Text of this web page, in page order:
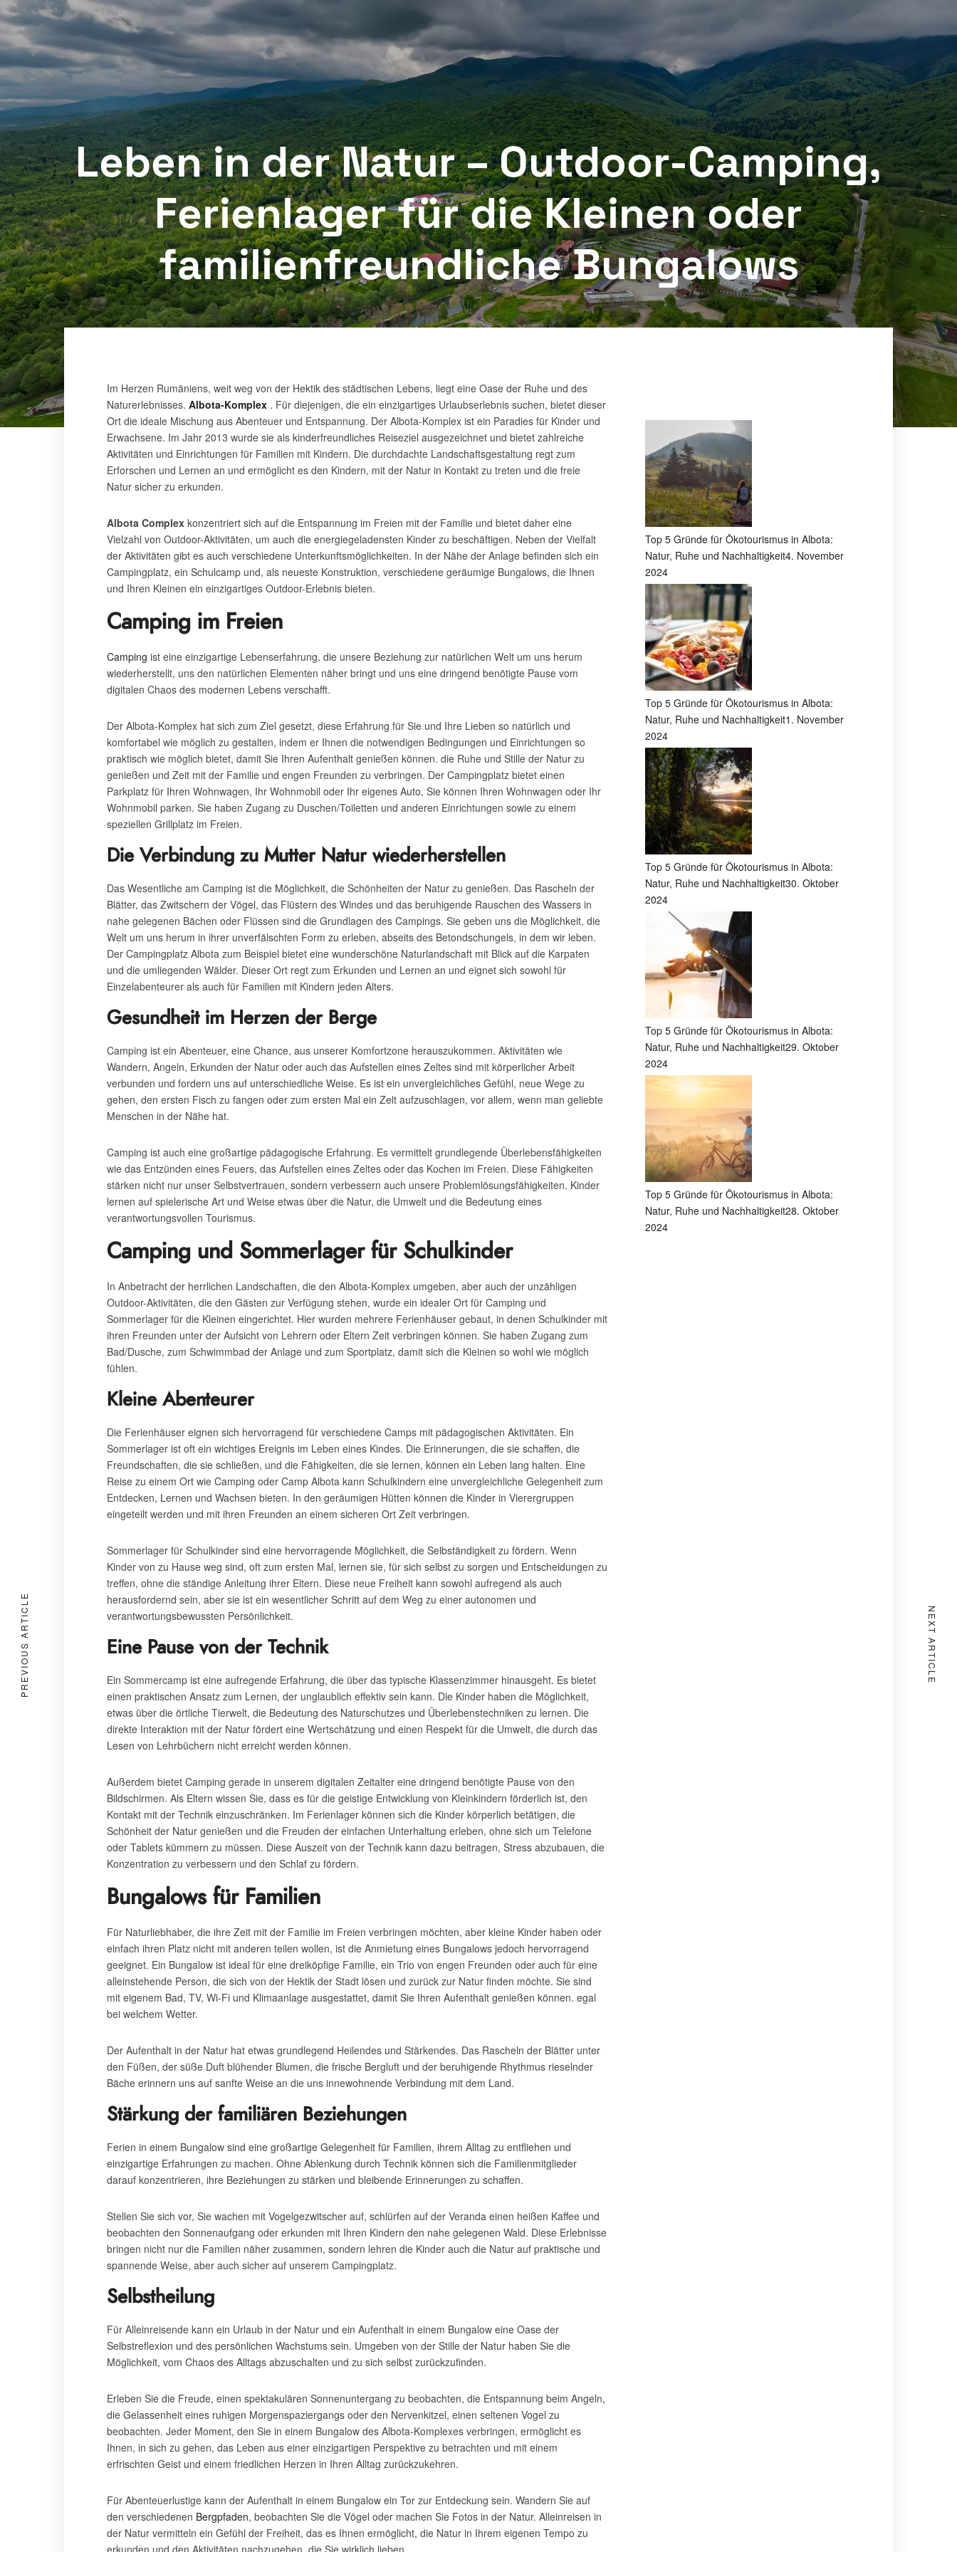
Păstrăvăria Albota, Arpașu de Sus 505, 557016, Sibiu
ALBOTA-KOMPLEX MAGAZIN ONLINE VERANSTALTUNGEN SONDERANGEBOTE ALBOTA
Check in Check out PRÜFEN
Leben in der Natur – Outdoor-Camping,
Ferienlager für die Kleinen oder
familienfreundliche Bungalows
Im Herzen Rumäniens, weit weg von der Hektik des städtischen Lebens, liegt eine Oase der Ruhe und des
Naturerlebnisses. Albota-Komplex . Für diejenigen, die ein einzigartiges Urlaubserlebnis suchen, bietet dieser
Ort die ideale Mischung aus Abenteuer und Entspannung. Der Albota-Komplex ist ein Paradies für Kinder und
Erwachsene. Im Jahr 2013 wurde sie als kinderfreundliches Reiseziel ausgezeichnet und bietet zahlreiche
Aktivitäten und Einrichtungen für Familien mit Kindern. Die durchdachte Landschaftsgestaltung regt zum
Erforschen und Lernen an und ermöglicht es den Kindern, mit der Natur in Kontakt zu treten und die freie
Natur sicher zu erkunden.
Albota Complex konzentriert sich auf die Entspannung im Freien mit der Familie und bietet daher eine
Vielzahl von Outdoor-Aktivitäten, um auch die energiegeladensten Kinder zu beschäftigen. Neben der Vielfalt
der Aktivitäten gibt es auch verschiedene Unterkunftsmöglichkeiten. In der Nähe der Anlage befinden sich ein
Campingplatz, ein Schulcamp und, als neueste Konstruktion, verschiedene geräumige Bungalows, die Ihnen
und Ihren Kleinen ein einzigartiges Outdoor-Erlebnis bieten.
Camping im Freien
Camping ist eine einzigartige Lebenserfahrung, die unsere Beziehung zur natürlichen Welt um uns herum
wiederherstellt, uns den natürlichen Elementen näher bringt und uns eine dringend benötigte Pause vom
digitalen Chaos des modernen Lebens verschafft.
Der Albota-Komplex hat sich zum Ziel gesetzt, diese Erfahrung für Sie und Ihre Lieben so natürlich und
komfortabel wie möglich zu gestalten, indem er Ihnen die notwendigen Bedingungen und Einrichtungen so
praktisch wie möglich bietet, damit Sie Ihren Aufenthalt genießen können. die Ruhe und Stille der Natur zu
genießen und Zeit mit der Familie und engen Freunden zu verbringen. Der Campingplatz bietet einen
Parkplatz für Ihren Wohnwagen, Ihr Wohnmobil oder Ihr eigenes Auto, Sie können Ihren Wohnwagen oder Ihr
Wohnmobil parken. Sie haben Zugang zu Duschen/Toiletten und anderen Einrichtungen sowie zu einem
speziellen Grillplatz im Freien.
Die Verbindung zu Mutter Natur wiederherstellen
Das Wesentliche am Camping ist die Möglichkeit, die Schönheiten der Natur zu genießen. Das Rascheln der
Blätter, das Zwitschern der Vögel, das Flüstern des Windes und das beruhigende Rauschen des Wassers in
nahe gelegenen Bächen oder Flüssen sind die Grundlagen des Campings. Sie geben uns die Möglichkeit, die
Welt um uns herum in ihrer unverfälschten Form zu erleben, abseits des Betondschungels, in dem wir leben.
Der Campingplatz Albota zum Beispiel bietet eine wunderschöne Naturlandschaft mit Blick auf die Karpaten
und die umliegenden Wälder. Dieser Ort regt zum Erkunden und Lernen an und eignet sich sowohl für
Einzelabenteurer als auch für Familien mit Kindern jeden Alters.
Gesundheit im Herzen der Berge
Camping ist ein Abenteuer, eine Chance, aus unserer Komfortzone herauszukommen. Aktivitäten wie
Wandern, Angeln, Erkunden der Natur oder auch das Aufstellen eines Zeltes sind mit körperlicher Arbeit
verbunden und fordern uns auf unterschiedliche Weise. Es ist ein unvergleichliches Gefühl, neue Wege zu
gehen, den ersten Fisch zu fangen oder zum ersten Mal ein Zelt aufzuschlagen, vor allem, wenn man geliebte
Menschen in der Nähe hat.
Camping ist auch eine großartige pädagogische Erfahrung. Es vermittelt grundlegende Überlebensfähigkeiten
wie das Entzünden eines Feuers, das Aufstellen eines Zeltes oder das Kochen im Freien. Diese Fähigkeiten
stärken nicht nur unser Selbstvertrauen, sondern verbessern auch unsere Problemlösungsfähigkeiten. Kinder
lernen auf spielerische Art und Weise etwas über die Natur, die Umwelt und die Bedeutung eines
verantwortungsvollen Tourismus.
Camping und Sommerlager für Schulkinder
In Anbetracht der herrlichen Landschaften, die den Albota-Komplex umgeben, aber auch der unzähligen
Outdoor-Aktivitäten, die den Gästen zur Verfügung stehen, wurde ein idealer Ort für Camping und
Sommerlager für die Kleinen eingerichtet. Hier wurden mehrere Ferienhäuser gebaut, in denen Schulkinder mit
ihren Freunden unter der Aufsicht von Lehrern oder Eltern Zeit verbringen können. Sie haben Zugang zum
Bad/Dusche, zum Schwimmbad der Anlage und zum Sportplatz, damit sich die Kleinen so wohl wie möglich
fühlen.
Kleine Abenteurer
Die Ferienhäuser eignen sich hervorragend für verschiedene Camps mit pädagogischen Aktivitäten. Ein
Sommerlager ist oft ein wichtiges Ereignis im Leben eines Kindes. Die Erinnerungen, die sie schaffen, die
Freundschaften, die sie schließen, und die Fähigkeiten, die sie lernen, können ein Leben lang halten. Eine
Reise zu einem Ort wie Camping oder Camp Albota kann Schulkindern eine unvergleichliche Gelegenheit zum
Entdecken, Lernen und Wachsen bieten. In den geräumigen Hütten können die Kinder in Vierergruppen
eingeteilt werden und mit ihren Freunden an einem sicheren Ort Zeit verbringen.
Sommerlager für Schulkinder sind eine hervorragende Möglichkeit, die Selbständigkeit zu fördern. Wenn
Kinder von zu Hause weg sind, oft zum ersten Mal, lernen sie, für sich selbst zu sorgen und Entscheidungen zu
treffen, ohne die ständige Anleitung ihrer Eltern. Diese neue Freiheit kann sowohl aufregend als auch
herausfordernd sein, aber sie ist ein wesentlicher Schritt auf dem Weg zu einer autonomen und
verantwortungsbewussten Persönlichkeit.
Eine Pause von der Technik
Ein Sommercamp ist eine aufregende Erfahrung, die über das typische Klassenzimmer hinausgeht. Es bietet
einen praktischen Ansatz zum Lernen, der unglaublich effektiv sein kann. Die Kinder haben die Möglichkeit,
etwas über die örtliche Tierwelt, die Bedeutung des Naturschutzes und Überlebenstechniken zu lernen. Die
direkte Interaktion mit der Natur fördert eine Wertschätzung und einen Respekt für die Umwelt, die durch das
Lesen von Lehrbüchern nicht erreicht werden können.
Außerdem bietet Camping gerade in unserem digitalen Zeitalter eine dringend benötigte Pause von den
Bildschirmen. Als Eltern wissen Sie, dass es für die geistige Entwicklung von Kleinkindern förderlich ist, den
Kontakt mit der Technik einzuschränken. Im Ferienlager können sich die Kinder körperlich betätigen, die
Schönheit der Natur genießen und die Freuden der einfachen Unterhaltung erleben, ohne sich um Telefone
oder Tablets kümmern zu müssen. Diese Auszeit von der Technik kann dazu beitragen, Stress abzubauen, die
Konzentration zu verbessern und den Schlaf zu fördern.
Bungalows für Familien
Für Naturliebhaber, die ihre Zeit mit der Familie im Freien verbringen möchten, aber kleine Kinder haben oder
einfach ihren Platz nicht mit anderen teilen wollen, ist die Anmietung eines Bungalows jedoch hervorragend
geeignet. Ein Bungalow ist ideal für eine dreiköpfige Familie, ein Trio von engen Freunden oder auch für eine
alleinstehende Person, die sich von der Hektik der Stadt lösen und zurück zur Natur finden möchte. Sie sind
mit eigenem Bad, TV, Wi-Fi und Klimaanlage ausgestattet, damit Sie Ihren Aufenthalt genießen können. egal
bei welchem Wetter.
Der Aufenthalt in der Natur hat etwas grundlegend Heilendes und Stärkendes. Das Rascheln der Blätter unter
den Füßen, der süße Duft blühender Blumen, die frische Bergluft und der beruhigende Rhythmus rieselnder
Bäche erinnern uns auf sanfte Weise an die uns innewohnende Verbindung mit dem Land.
Stärkung der familiären Beziehungen
Ferien in einem Bungalow sind eine großartige Gelegenheit für Familien, ihrem Alltag zu entfliehen und
einzigartige Erfahrungen zu machen. Ohne Ablenkung durch Technik können sich die Familienmitglieder
darauf konzentrieren, ihre Beziehungen zu stärken und bleibende Erinnerungen zu schaffen.
Stellen Sie sich vor, Sie wachen mit Vogelgezwitscher auf, schlürfen auf der Veranda einen heißen Kaffee und
beobachten den Sonnenaufgang oder erkunden mit Ihren Kindern den nahe gelegenen Wald. Diese Erlebnisse
bringen nicht nur die Familien näher zusammen, sondern lehren die Kinder auch die Natur auf praktische und
spannende Weise, aber auch sicher auf unserem Campingplatz.
Selbstheilung
Für Alleinreisende kann ein Urlaub in der Natur und ein Aufenthalt in einem Bungalow eine Oase der
Selbstreflexion und des persönlichen Wachstums sein. Umgeben von der Stille der Natur haben Sie die
Möglichkeit, vom Chaos des Alltags abzuschalten und zu sich selbst zurückzufinden.
Erleben Sie die Freude, einen spektakulären Sonnenuntergang zu beobachten, die Entspannung beim Angeln,
die Gelassenheit eines ruhigen Morgenspaziergangs oder den Nervenkitzel, einen seltenen Vogel zu
beobachten. Jeder Moment, den Sie in einem Bungalow des Albota-Komplexes verbringen, ermöglicht es
Ihnen, in sich zu gehen, das Leben aus einer einzigartigen Perspektive zu betrachten und mit einem
erfrischten Geist und einem friedlichen Herzen in Ihren Alltag zurückzukehren.
Für Abenteuerlustige kann der Aufenthalt in einem Bungalow ein Tor zur Entdeckung sein. Wandern Sie auf
den verschiedenen Bergpfaden, beobachten Sie die Vögel oder machen Sie Fotos in der Natur. Alleinreisen in
der Natur vermitteln ein Gefühl der Freiheit, das es Ihnen ermöglicht, die Natur in Ihrem eigenen Tempo zu
erkunden und den Aktivitäten nachzugehen, die Sie wirklich lieben.
PREVIOUS ARTICLE NEXT ARTICLE
Top 5 Gründe für Ökotourismus in Albota:
Natur, Ruhe und Nachhaltigkeit4. November
2024
Top 5 Gründe für Ökotourismus in Albota:
Natur, Ruhe und Nachhaltigkeit1. November
2024
Top 5 Gründe für Ökotourismus in Albota:
Natur, Ruhe und Nachhaltigkeit30. Oktober
2024
Top 5 Gründe für Ökotourismus in Albota:
Natur, Ruhe und Nachhaltigkeit29. Oktober
2024
Top 5 Gründe für Ökotourismus in Albota:
Natur, Ruhe und Nachhaltigkeit28. Oktober
2024